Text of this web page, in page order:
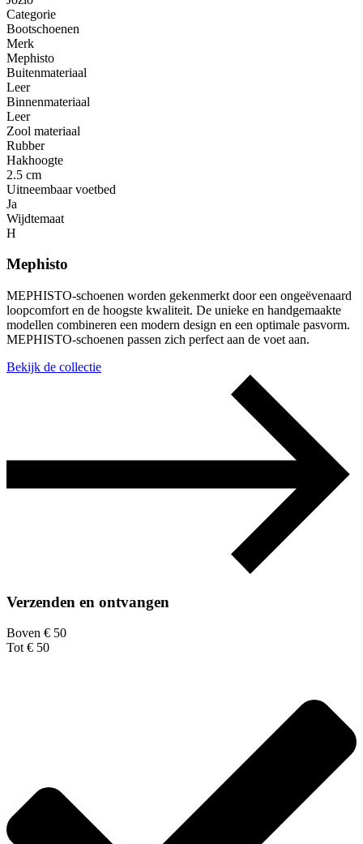
Categorie
Bootschoenen
Merk
Mephisto
Buitenmateriaal
Leer
Binnenmateriaal
Leer
Zool materiaal
Rubber
Hakhoogte
2.5 cm
Uitneembaar voetbed
Ja
Wijdtemaat
H
Mephisto
MEPHISTO-schoenen worden gekenmerkt door een ongeëvenaard
loopcomfort en de hoogste kwaliteit. De unieke en handgemaakte
modellen combineren een modern design en een optimale pasvorm.
MEPHISTO-schoenen passen zich perfect aan de voet aan.
Bekijk de collectie
Verzenden en ontvangen
Boven € 50
Tot € 50